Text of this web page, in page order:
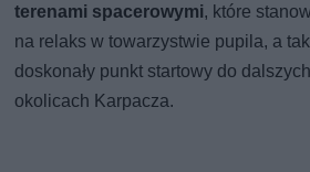
terenami spacerowymi, które
na relaks w towarzystwie pupila, a
doskonały punkt startowy do
okolicach Karpacza.